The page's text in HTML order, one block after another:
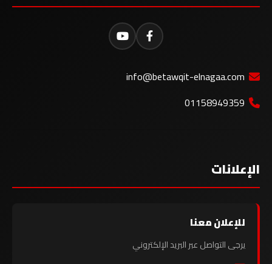
info@betawqit-elnagaa.com
01158949359
الإعلانات
للإعلان معنا
يرجى التواصل عبر البريد الإلكتروني